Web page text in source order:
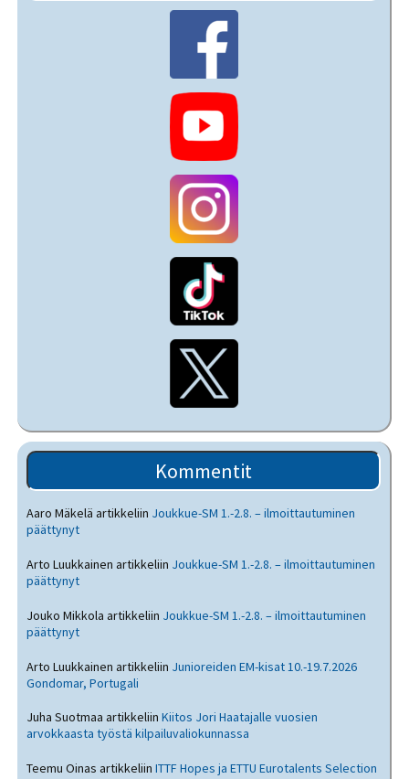
Kommentit
Aaro Mäkelä artikkeliin Joukkue-SM 1.-2.8. – ilmoittautuminen
päättynyt
Arto Luukkainen artikkeliin Joukkue-SM 1.-2.8. – ilmoittautuminen
päättynyt
Jouko Mikkola artikkeliin Joukkue-SM 1.-2.8. – ilmoittautuminen
päättynyt
Arto Luukkainen artikkeliin Junioreiden EM-kisat 10.-19.7.2026
Gondomar, Portugali
Juha Suotmaa artikkeliinKiitos Jori Haatajalle vuosien
arvokkaasta työstä kilpailuvaliokunnassa
Teemu Oinas artikkeliinITTF Hopes ja ETTU Eurotalents Selection